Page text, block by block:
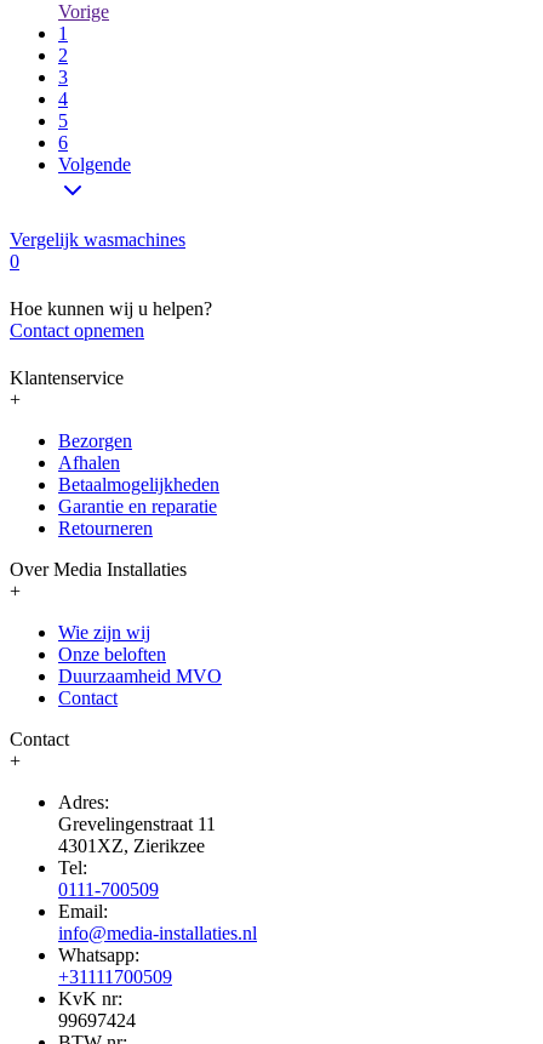
Vorige
1
2
3
4
5
6
Volgende
Vergelijk wasmachines
0
Hoe kunnen wij u helpen?
Contact opnemen
Klantenservice
+
Bezorgen
Afhalen
Betaalmogelijkheden
Garantie en reparatie
Retourneren
Over Media Installaties
+
Wie zijn wij
Onze beloften
Duurzaamheid MVO
Contact
Contact
+
Adres:
Grevelingenstraat 11
4301XZ, Zierikzee
Tel:
0111-700509
Email:
info@media-installaties.nl
Whatsapp:
+31111700509
KvK nr:
99697424